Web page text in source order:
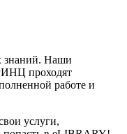
знаний. Наши
проходят
работе и
услуги,